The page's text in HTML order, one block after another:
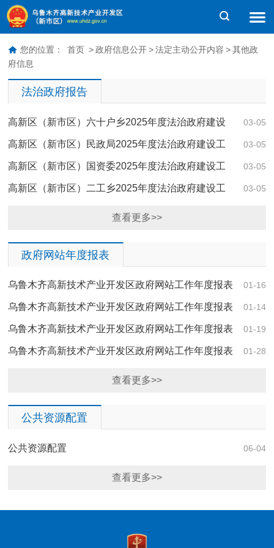
您的位置： 首页 > 政府信息公开 > 法定主动公开内容 > 其他政
府信息
法治政府报告
03-05
高新区（新市区）六十户乡2025年度法治政府建设
工作报告 03-05
高新区（新市区）民政局2025年度法治政府建设工
作报告 03-05
高新区（新市区）国资委2025年度法治政府建设工
作报告 03-05
高新区（新市区）二工乡2025年度法治政府建设工
查看更多>>
政府网站年度报表
01-16
乌鲁木齐高新技术产业开发区政府网站工作年度报表
（2025年度） 01-14
乌鲁木齐高新技术产业开发区政府网站工作年度报表
（2024年度） 01-19
乌鲁木齐高新技术产业开发区政府网站工作年度报表
（2023年度） 01-28
乌鲁木齐高新技术产业开发区政府网站工作年度报表
查看更多>>
公共资源配置
06-04
公共资源配置
查看更多>>